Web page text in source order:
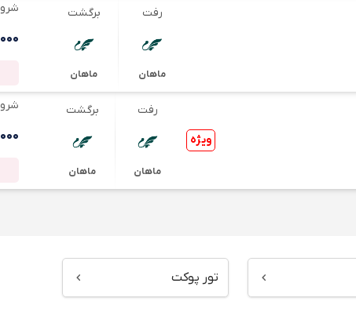
ویژه
رفت
ماهان
برگشت
ماهان
رفت
ماهان
برگشت
ماهان
تور پوکت